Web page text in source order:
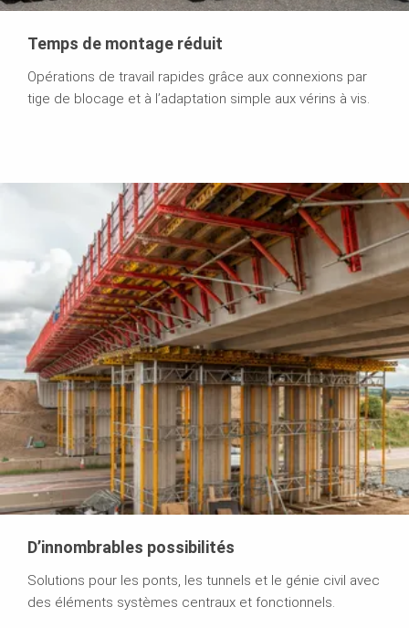
Temps de montage réduit
Opérations de travail rapides grâce aux connexions par
tige de blocage et à l’adaptation simple aux vérins à vis.
D’innombrables possibilités
Solutions pour les ponts, les tunnels et le génie civil avec
des éléments systèmes centraux et fonctionnels.